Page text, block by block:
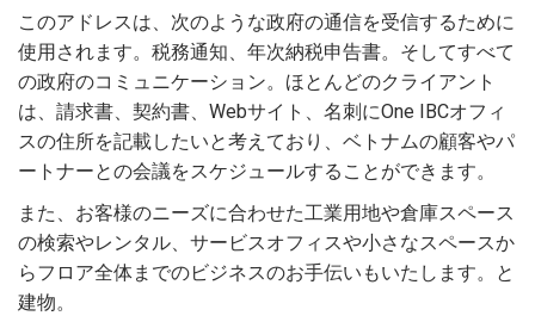
このアドレスは、次のような政府の通信を受信するために
使用されます。税務通知、年次納税申告書。そしてすべて
の政府のコミュニケーション。ほとんどのクライアント
は、請求書、契約書、Webサイト、名刺にOne IBCオフィ
スの住所を記載したいと考えており、ベトナムの顧客やパ
ートナーとの会議をスケジュールすることができます。
また、お客様のニーズに合わせた工業用地や倉庫スペース
の検索やレンタル、サービスオフィスや小さなスペースか
らフロア全体までのビジネスのお手伝いもいたします。と
建物。